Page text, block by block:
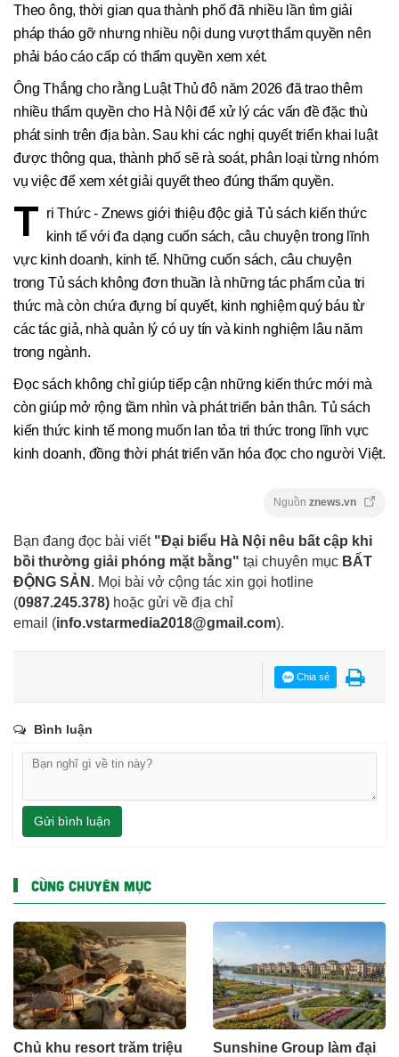
Theo ông, thời gian qua thành phố đã nhiều lần tìm giải
pháp tháo gỡ nhưng nhiều nội dung vượt thẩm quyền nên
phải báo cáo cấp có thẩm quyền xem xét.
Ông Thắng cho rằng Luật Thủ đô năm 2026 đã trao thêm
nhiều thẩm quyền cho Hà Nội để xử lý các vấn đề đặc thù
phát sinh trên địa bàn. Sau khi các nghị quyết triển khai luật
được thông qua, thành phố sẽ rà soát, phân loại từng nhóm
vụ việc để xem xét giải quyết theo đúng thẩm quyền.
T ri Thức - Znews giới thiệu độc giả Tủ sách kiến thức
kinh tế với đa dạng cuốn sách, câu chuyện trong lĩnh
vực kinh doanh, kinh tế. Những cuốn sách, câu chuyện
trong Tủ sách không đơn thuần là những tác phẩm của tri
thức mà còn chứa đựng bí quyết, kinh nghiệm quý báu từ
các tác giả, nhà quản lý có uy tín và kinh nghiệm lâu năm
trong ngành.
Đọc sách không chỉ giúp tiếp cận những kiến thức mới mà
còn giúp mở rộng tầm nhìn và phát triển bản thân. Tủ sách
kiến thức kinh tế mong muốn lan tỏa tri thức trong lĩnh vực
kinh doanh, đồng thời phát triển văn hóa đọc cho người Việt.
Nguồn znews.vn
Bạn đang đọc bài viết "Đại biểu Hà Nội nêu bất cập khi
bồi thường giải phóng mặt bằng" tại chuyên mục BẤT
ĐỘNG SẢN . Mọi bài vở cộng tác xin gọi hotline
(0987.245.378) hoặc gửi về địa chỉ
email (info.vstarmedia2018@gmail.com).
Chia sẻ
Bình luận
Gửi bình luận
CÙNG CHUYÊN MỤC
Chủ khu resort trăm triệu
Sunshine Group làm đại